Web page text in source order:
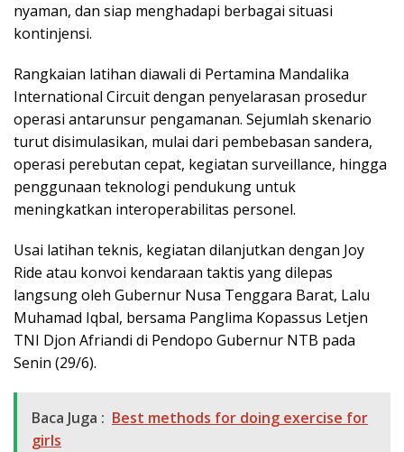
nyaman, dan siap menghadapi berbagai situasi
kontinjensi.
Rangkaian latihan diawali di Pertamina Mandalika
International Circuit dengan penyelarasan prosedur
operasi antarunsur pengamanan. Sejumlah skenario
turut disimulasikan, mulai dari pembebasan sandera,
operasi perebutan cepat, kegiatan surveillance, hingga
penggunaan teknologi pendukung untuk
meningkatkan interoperabilitas personel.
Usai latihan teknis, kegiatan dilanjutkan dengan Joy
Ride atau konvoi kendaraan taktis yang dilepas
langsung oleh Gubernur Nusa Tenggara Barat, Lalu
Muhamad Iqbal, bersama Panglima Kopassus Letjen
TNI Djon Afriandi di Pendopo Gubernur NTB pada
Senin (29/6).
Baca Juga : Best methods for doing exercise for
girls